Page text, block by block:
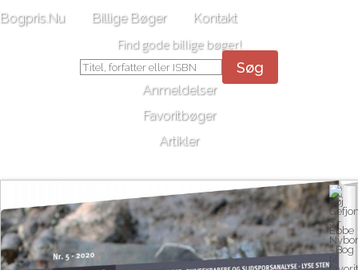
Bogpris.Nu Billige Bøger Kontakt
Find gode billige bøger!
Søg
Anmeldelser
Favoritbøger
Artikler